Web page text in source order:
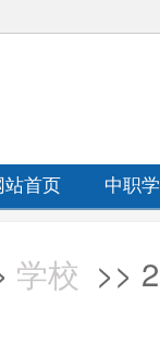
站首页 中职
学校 >>